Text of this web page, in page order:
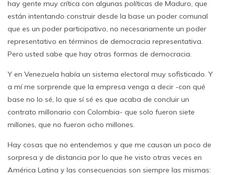
hay gente muy crítica con algunas políticas de Maduro, que
están intentando construir desde la base un poder comunal
que es un poder participativo, no necesariamente un poder
representativo en términos de democracia representativa.
Pero usted sabe que hay otras formas de democracia.
Y en Venezuela había un sistema electoral muy sofisticado. Y
a mí me sorprende que la empresa venga a decir -con qué
base no lo sé, lo que sí sé es que acaba de concluir un
contrato millonario con Colombia- que solo fueron siete
millones, que no fueron ocho millones.
Hay cosas que no entendemos y que me causan un poco de
sorpresa y de distancia por lo que he visto otras veces en
América Latina y las consecuencias son siempre las mismas: